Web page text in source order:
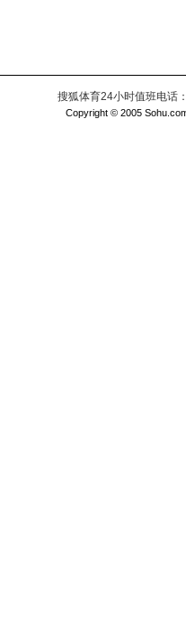
搜狐体育24小时值班电话
Copyright © 2005